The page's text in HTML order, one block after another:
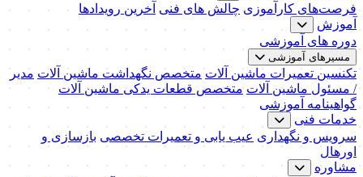
فرصت‌های کارآموزی چالش های فنی آخرین رویدادها
آموزش
دوره های آموزشی
مسیرهای آموزشی
تکنسین تعمیرات ماشین آلات متخصص نگهداشت ماشین آلات مدیر
/ مسئول ماشین آلات متخصص قطعات یدکی ماشین آلات
گواهینامه آموزشی
خدمات فنی
سرویس و نگهداری عیب یابی و تعمیرات تخصصی بازسازی و
اورهال
مشاوره